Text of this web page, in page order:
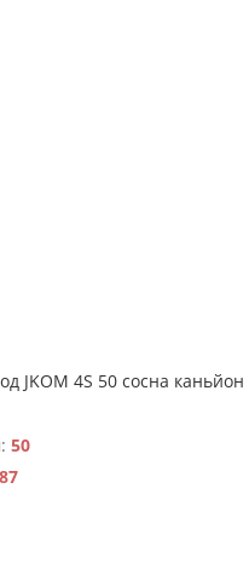
JKOM 4S 50 сосна
50
87